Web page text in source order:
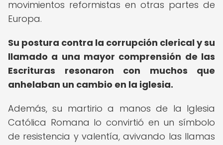
movimientos reformistas en otras partes de
Europa.
Su postura contra la corrupción clerical y su
llamado a una mayor comprensión de las
Escrituras resonaron con muchos que
anhelaban un cambio en la iglesia.
Además, su martirio a manos de la Iglesia
Católica Romana lo convirtió en un símbolo
de resistencia y valentía, avivando las llamas